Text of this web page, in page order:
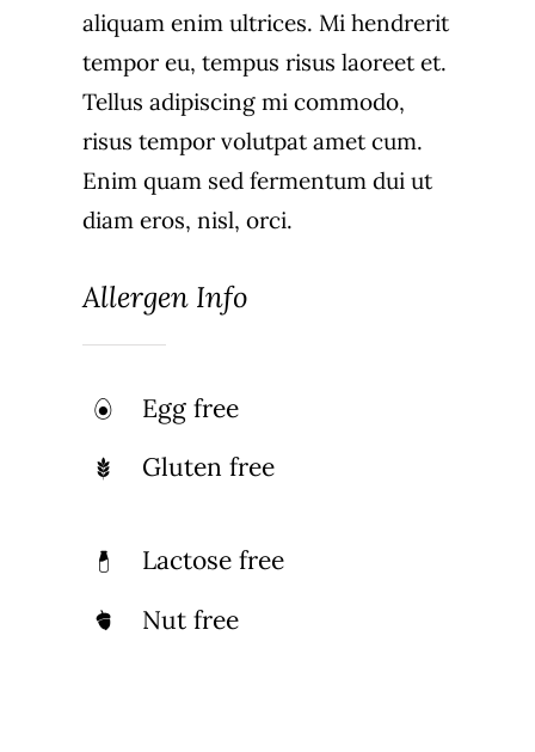
aliquam enim ultrices. Mi hendrerit
tempor eu, tempus risus laoreet et.
Tellus adipiscing mi commodo,
risus tempor volutpat amet cum.
Enim quam sed fermentum dui ut
diam eros, nisl, orci.
Allergen Info
Egg free
Gluten free
Lactose free
Nut free